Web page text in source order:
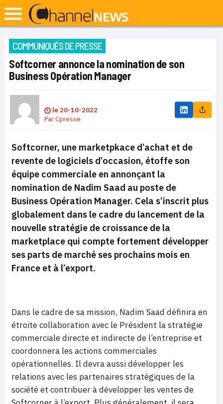
COMMUNIQUÉS DE PRESSE
Softcorner annonce la nomination de son
Business Opération Manager
le 20-10-2022
ParCpresse
Softcorner, une marketpkace d’achat et de
revente de logiciels d’occasion, étoffe son
équipe commerciale en annonçant la
nomination de Nadim Saad au poste de
Business Opération Manager. Cela s’inscrit plus
globalement dans le cadre du lancement de la
nouvelle stratégie de croissance de la
marketplace qui compte fortement développer
ses parts de marché ses prochains mois en
France et à l’export.
Dans le cadre de sa mission, Nadim Saad définira en
étroite collaboration avec le Président la stratégie
commerciale directe et indirecte de l’entreprise et
coordonnera les actions commerciales
opérationnelles. Il devra aussi développer les
relations avec les partenaires stratégiques de la
société et contribuer à développer les ventes de